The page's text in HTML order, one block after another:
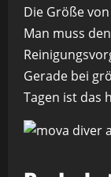
Die Größe
Man muss
Gerade bei
Tagen ist das